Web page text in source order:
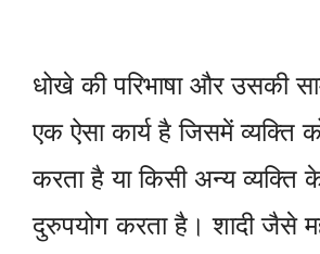
धोखे की परिभाषा और उसकी
एक ऐसा कार्य है जिसमें व्यक्ति
करता है या किसी अन्य व्यक्ति
दुरुपयोग करता है। शादी जैसे